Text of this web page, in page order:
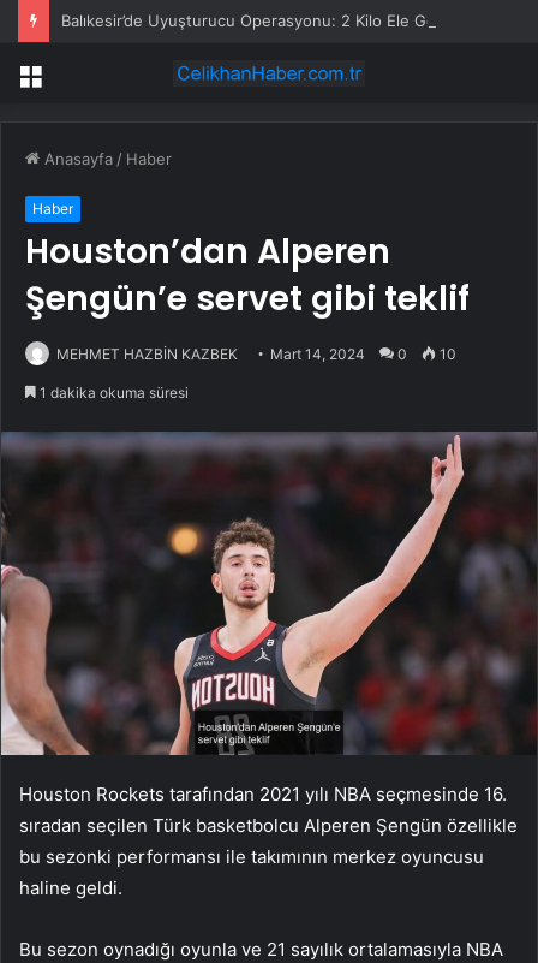
Balıkesir’de Uyuşturucu Operasyonu: 2 Kilo Ele Geçirildi
Menü
Anasayfa / Haber
Haber
Houston’dan Alperen
Şengün’e servet gibi teklif
MEHMET HAZBİN KAZBEK Mart 14, 2024 0 10
1 dakika okuma süresi
Houston Rockets tarafından 2021 yılı NBA seçmesinde 16.
sıradan seçilen Türk basketbolcu Alperen Şengün özellikle
bu sezonki performansı ile takımının merkez oyuncusu
haline geldi.
Bu sezon oynadığı oyunla ve 21 sayılık ortalamasıyla NBA